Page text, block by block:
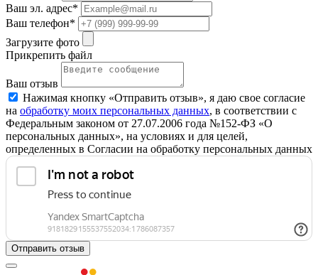
Ваш эл. адрес*
Ваш телефон*
Загрузите фото
Прикрепить файл
Ваш отзыв
Нажимая кнопку «Отправить отзыв», я даю свое согласие
на обработку моих персональных данных, в соответствии с
Федеральным законом от 27.07.2006 года №152-ФЗ «О
персональных данных», на условиях и для целей,
определенных в Согласии на обработку персональных данных
Отправить отзыв